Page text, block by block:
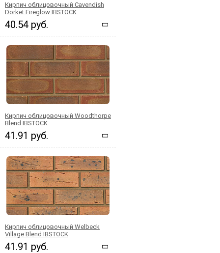
Кирпич облицовочный Cavendish
Dorket Fireglow IBSTOCK
40.54 руб.
Кирпич облицовочный Woodthorpe
Blend IBSTOCK
41.91 руб.
Кирпич облицовочный Welbeck
Village Blend IBSTOCK
41.91 руб.